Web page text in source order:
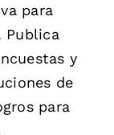
para
Publica
y
de
para